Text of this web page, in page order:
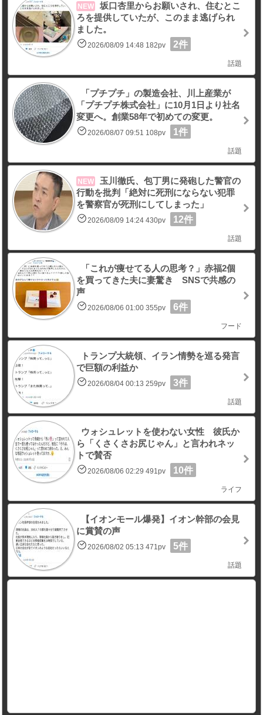
NEW
坂口杏里からお願いされ、住むとこ
ろを提供していたが、このまま逃げられ
ました。
2026/08/09 14:48 182pv 2件
話題
「プチプチ」の製造会社、川上産業が
「プチプチ株式会社」に10月1日より社名
変更へ。創業58年で初めての変更。
2026/08/07 09:51 108pv 1件
話題
NEW
玉川徹氏、包丁男に発砲した警官の
行動を批判「絶対に死刑にならない犯罪
を警察官が死刑にしてしまった」
2026/08/09 14:24 430pv 12件
話題
「これが痩せてる人の思考？」赤福2個
を買ってきた夫に妻驚き SNSで共感の
声
2026/08/06 01:00 355pv 6件
フード
トランプ大統領、イラン情勢を巡る発言
で巨額の利益か
2026/08/04 00:13 259pv 3件
話題
ウォシュレットを使わない女性 彼氏か
ら「くさくさお尻じゃん」と言われネッ
トで賛否
2026/08/06 02:29 491pv 10件
ライフ
【イオンモール爆発】イオン幹部の会見
に賞賛の声
2026/08/02 05:13 471pv 5件
話題